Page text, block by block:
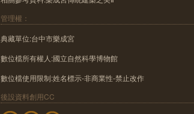
管理權：
典藏單位:台中市樂成宮
數位檔所有權人:國立自然科學博物館
數位檔使用限制:姓名標示-非商業性-禁止改作
後設資料創用CC